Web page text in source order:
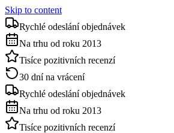
Skip to content
Rychlé odeslání objednávek
Na trhu od roku 2013
Tisíce pozitivních recenzí
30 dní na vrácení
Rychlé odeslání objednávek
Na trhu od roku 2013
Tisíce pozitivních recenzí